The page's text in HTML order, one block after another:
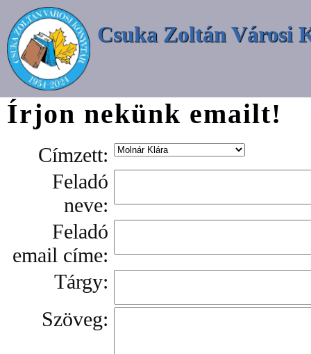
Csuka Zoltán Városi
Írjon nekünk emailt!
Címzett:
Feladó
neve:
Feladó
email címe:
Tárgy:
Szöveg: